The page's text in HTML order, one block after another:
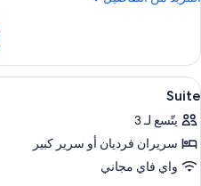
Junior
Suite
Triple
استعراض
جميع
صور
Suite
3
Suite
يتّسع لـ 3
سريران فرديان‫‬ أو سرير كبير
واي فاي مجاني